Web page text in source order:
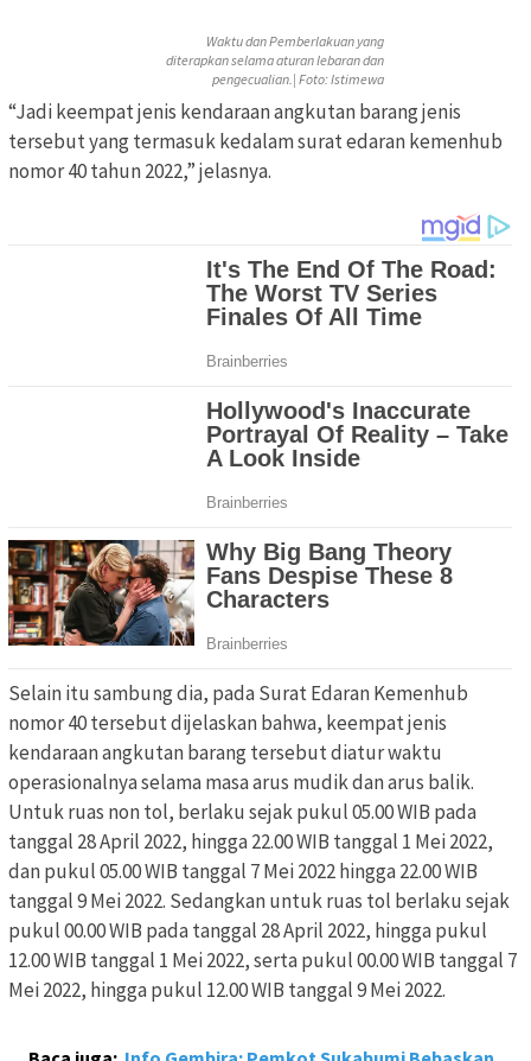
Waktu dan Pemberlakuan yang
diterapkan selama aturan lebaran dan
pengecualian.| Foto: Istimewa
“Jadi keempat jenis kendaraan angkutan barang jenis
tersebut yang termasuk kedalam surat edaran kemenhub
nomor 40 tahun 2022,” jelasnya.
Selain itu sambung dia, pada Surat Edaran Kemenhub
nomor 40 tersebut dijelaskan bahwa, keempat jenis
kendaraan angkutan barang tersebut diatur waktu
operasionalnya selama masa arus mudik dan arus balik.
Untuk ruas non tol, berlaku sejak pukul 05.00 WIB pada
tanggal 28 April 2022, hingga 22.00 WIB tanggal 1 Mei 2022,
dan pukul 05.00 WIB tanggal 7 Mei 2022 hingga 22.00 WIB
tanggal 9 Mei 2022. Sedangkan untuk ruas tol berlaku sejak
pukul 00.00 WIB pada tanggal 28 April 2022, hingga pukul
12.00 WIB tanggal 1 Mei 2022, serta pukul 00.00 WIB tanggal 7
Mei 2022, hingga pukul 12.00 WIB tanggal 9 Mei 2022.